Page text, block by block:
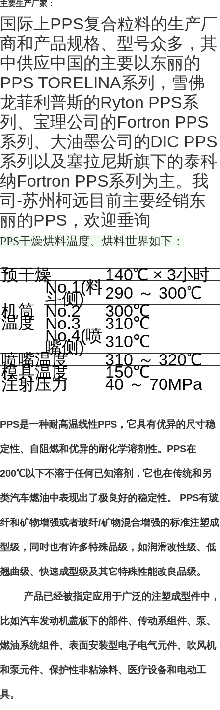
主要生产厂家：
国际上PPS复合粒料的生产厂
商和产品规格、型号众多，其
中供应中国的主要以东丽的
PPS TORELINA系列，雪佛
龙菲利普斯的Ryton PPS系
列、宝理公司的Fortron PPS
系列、大油墨公司的DIC PPS
系列以及塞拉尼斯旗下的泰科
纳Fortron PPS系列为主。我
司-苏州柯远目前主要经销东
丽的PPS，欢迎垂询
PPS干燥烘料温度、烘料世界如下：
预干燥
140℃ × 3小时
机筒
温度
No.1(料
斗侧)
290 ～ 300℃
No.2
300℃
No.3 310℃
No.4(喷
嘴侧)
310℃
喷嘴温度
310 ～ 320℃
模具温度 150℃
注射压力 40 ～ 70MPa
PPS是一种耐高温线性PPS，它具有优异的尺寸稳
定性、自阻燃和优异的耐化学溶剂性。PPS在
200℃以下不溶于任何已知溶剂，它也在传统和另
类汽车燃油中表现出了极良好的稳定性。 PPS有玻
纤和矿物增强或者玻纤/矿物混合增强的标准注塑成
型级，同时也有许多特殊品级，如润滑改性级、低
翘曲级、快速成型级及其它特殊性能改良品级。
产品已经被指定应用于广泛的注塑成型件中，
比如汽车发动机盖板下的部件、传动系组件、泵、
燃油系统组件、表面安装型电子电气元件、吹风机
和泵元件、保护性非粘涂料、医疗设备和电动工
具。